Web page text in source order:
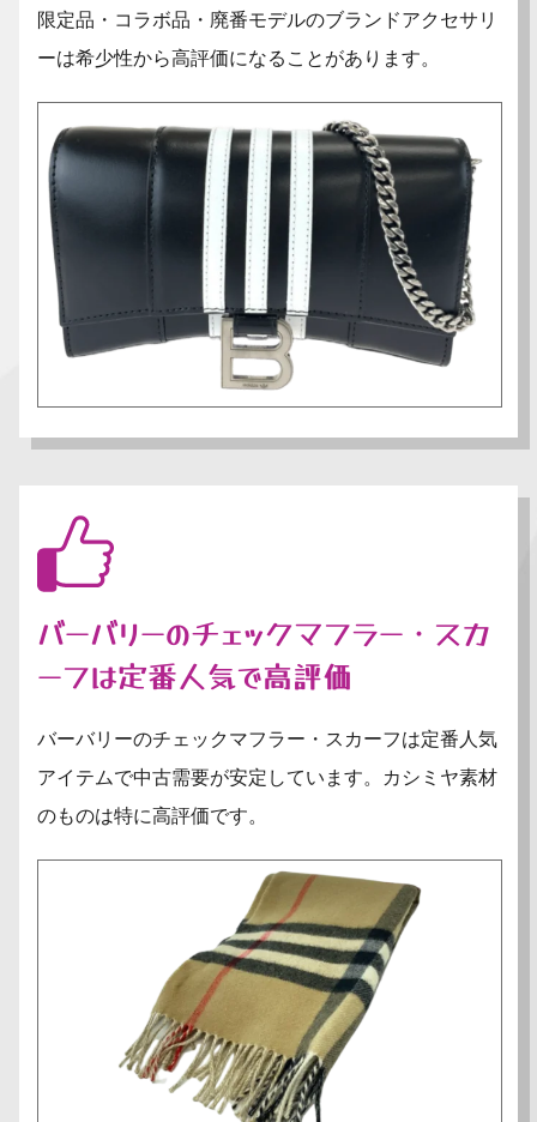
限定品・コラボ品・廃番モデルのブランドアクセサリ
ーは希少性から高評価になることがあります。
バーバリーのチェックマフラー・スカ
ーフは定番人気で高評価
バーバリーのチェックマフラー・スカーフは定番人気
アイテムで中古需要が安定しています。カシミヤ素材
のものは特に高評価です。